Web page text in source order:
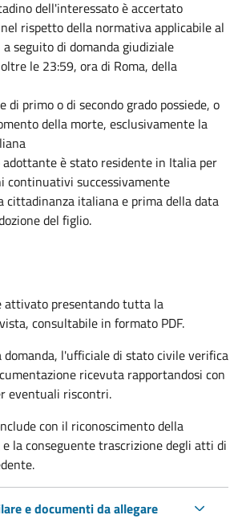
dell'interessato è accertato
rispetto della normativa applicabile al
seguito di domanda giudiziale
le 23:59, ora di Roma, della
di primo o di secondo grado possiede, o
della morte, esclusivamente la
è stato residente in Italia per
continuativi successivamente
cittadinanza italiana e prima della data
del figlio.
attivato presentando tutta la
consultabile in formato PDF.
l'ufficiale di stato civile verifica
ricevuta rapportandosi con
eventuali riscontri.
con il riconoscimento della
la conseguente trascrizione degli atti di
e documenti da allegare